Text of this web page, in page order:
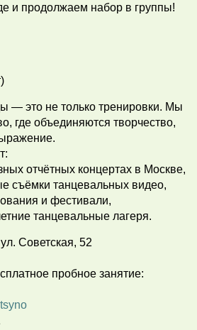
и продолжаем набор в группы!
— это не только тренировки. Мы
где объединяются творчество,
отчётных концертах в Москве,
съёмки танцевальных видео,
и фестивали,
танцевальные лагеря.
Советская, 52
пробное занятие: